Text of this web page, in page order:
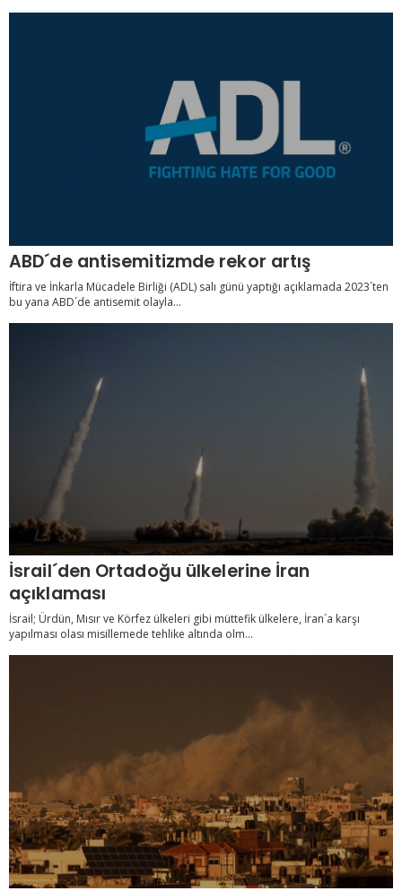
ABD´de antisemitizmde rekor artış
İftira ve İnkarla Mücadele Birliği (ADL) salı günü yaptığı açıklamada 2023´ten
bu yana ABD´de antisemit olayla...
İsrail´den Ortadoğu ülkelerine İran
açıklaması
İsrail; Ürdün, Mısır ve Körfez ülkeleri gibi müttefik ülkelere, İran´a karşı
yapılması olası misillemede tehlike altında olm...